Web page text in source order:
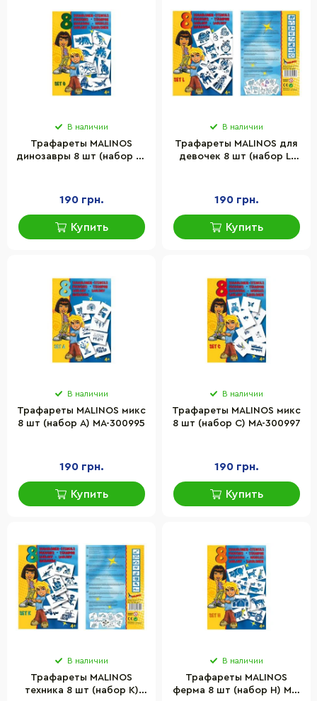
В наличии
Трафареты MALINOS
динозавры 8 шт (набор G)
190 грн.
Купить
В наличии
Трафареты MALINOS для
девочек 8 шт (набор L)
190 грн.
Купить
В наличии
Трафареты MALINOS микс
8 шт (набор A) MA-300995
190 грн.
Купить
В наличии
Трафареты MALINOS микс
8 шт (набор C) MA-300997
190 грн.
Купить
В наличии
Трафареты MALINOS
техника 8 шт (набор K)
В наличии
Трафареты MALINOS
ферма 8 шт (набор H) MA-